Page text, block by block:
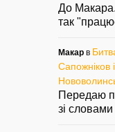
До
так
Макар в
Сапожніков
Передаю
зі